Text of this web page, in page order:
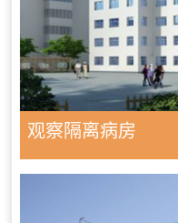
观察隔离病房